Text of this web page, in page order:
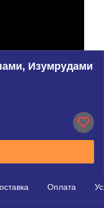
Изумрудами
Оплата